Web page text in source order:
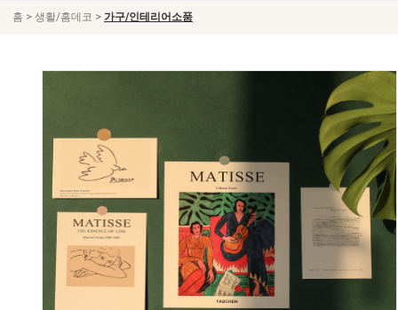
홈 > 생활/홈데코 > 가구/인테리어소품